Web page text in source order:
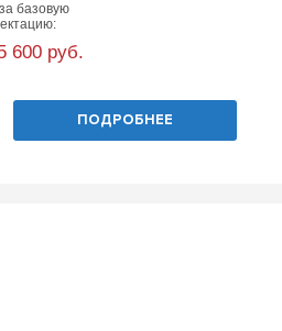
базовую
600 руб.
ПОДРОБНЕЕ